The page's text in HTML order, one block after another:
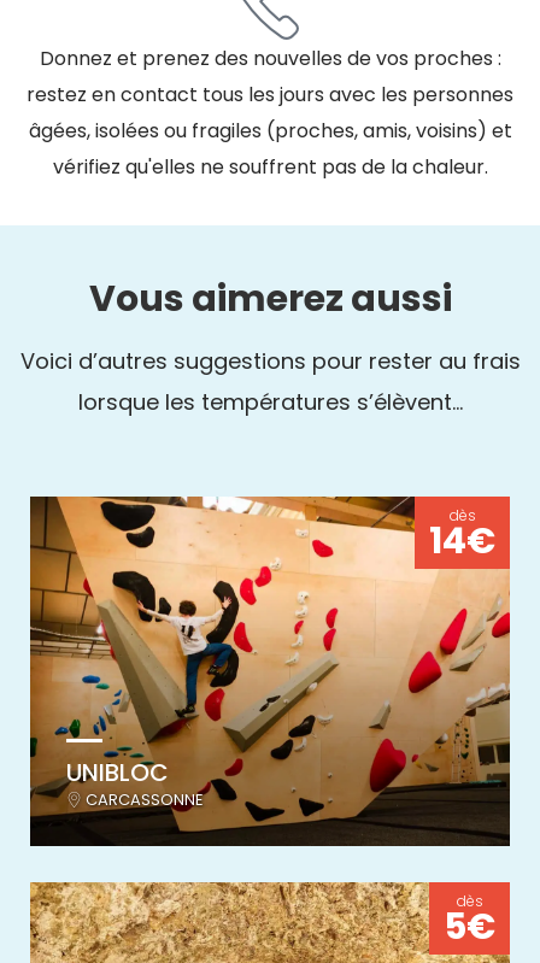
Donnez et prenez des nouvelles de vos proches :
restez en contact tous les jours avec les personnes
âgées, isolées ou fragiles (proches, amis, voisins) et
vérifiez qu'elles ne souffrent pas de la chaleur.
Vous aimerez aussi
Voici d’autres suggestions pour rester au frais
lorsque les températures s’élèvent…
UNIBLOC
CARCASSONNE
dès
14€
dès
5€